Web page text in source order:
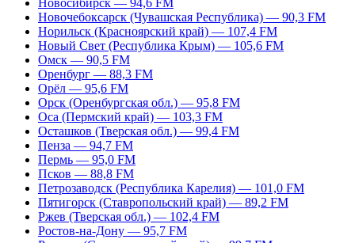
Новосибирск — 94,6 FM
Новочебоксарск (Чувашская Республика) — 90,3 FM
Норильск (Красноярский край) — 107,4 FM
Новый Свет (Республика Крым) — 105,6 FM
Омск — 90,5 FM
Оренбург — 88,3 FM
Орёл — 95,6 FM
Орск (Оренбургская обл.) — 95,8 FM
Оса (Пермский край) — 103,3 FM
Осташков (Тверская обл.) — 99,4 FM
Пенза — 94,7 FM
Пермь — 95,0 FM
Псков — 88,8 FM
Петрозаводск (Республика Карелия) — 101,0 FM
Пятигорск (Ставропольский край) — 89,2 FM
Ржев (Тверская обл.) — 102,4 FM
Ростов-на-Дону — 95,7 FM